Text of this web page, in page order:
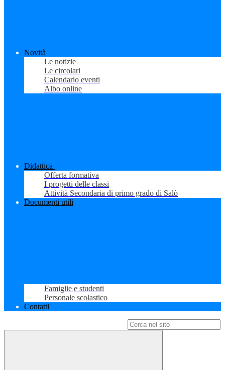
Novità
Le notizie
Le circolari
Calendario eventi
Albo online
Didattica
Offerta formativa
I progetti delle classi
Attività Secondaria di primo grado di Salò
Documenti utili
Famiglie e studenti
Personale scolastico
Contatti